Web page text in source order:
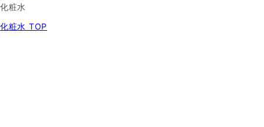
化粧水
化粧水 TOP